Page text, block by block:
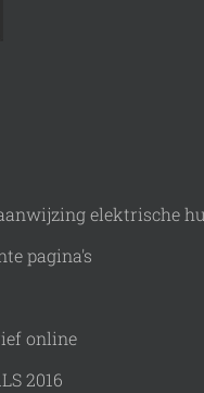
elektrische
pagina's
online
2016